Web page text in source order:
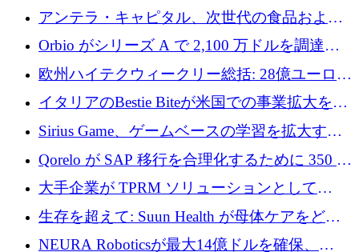
者補助金で 10 周年を迎える
アンテラ・キャピタル、次世代の食品および
アグリテクノロジーのイノベーションを支援
するファンド III の初回クローズ額が 1 億ドル
に到達
Orbio がシリーズ A で 2,100 万ドルを調達、
AI 労働力管理を世界の最前線の労働者に提供
欧州ハイテクウィークリー総括: 28億ユーロの
取引と5月のハイライト
イタリアのBestie Biteが米国での事業拡大を加
速するために150万ユーロを調達
Sirius Game、ゲームベースの学習を拡大する
ために 130 万ユーロの資金調達を完了
Qorelo が SAP 移行を合理化するために 350 万
ドルを調達
大手企業が TPRM ソリューションとして
Vanta を選択する理由
生存を超えて: Suun Health が母体ケアをどの
ように再考しているか
NEURA Roboticsが最大14億ドルを確保、